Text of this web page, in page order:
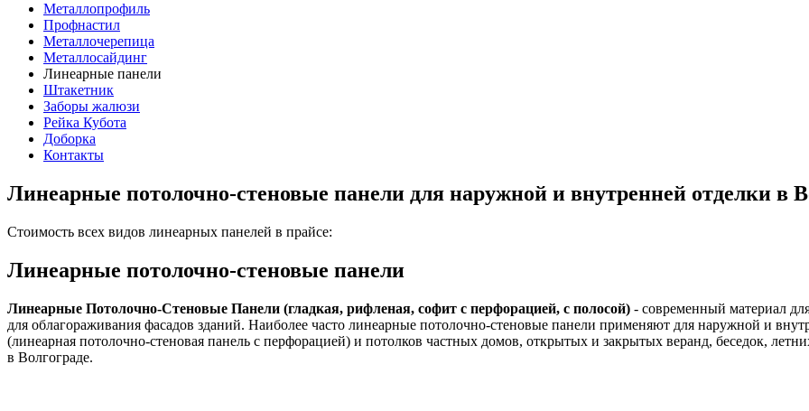
Металлопрофиль
Профнастил
Металлочерепица
Металлосайдинг
Линеарные панели
Штакетник
Заборы жалюзи
Рейка Кубота
Доборка
Контакты
Линеарные потолочно-стеновые панели для наружной и внутренней отделки в
Стоимость всех видов линеарных панелей в прайсе:
Линеарные потолочно-стеновые панели
Линеарные Потолочно-Стеновые Панели (гладкая, рифленая, софит с перфорацией, с полосой) - современный материал
для облагораживания фасадов зданий. Наиболее часто линеарные потолочно-стеновые панели применяют для наружной и
(линеарная потолочно-стеновая панель с перфорацией) и потолков частных домов, открытых и закрытых веранд, беседок,
в Волгограде.